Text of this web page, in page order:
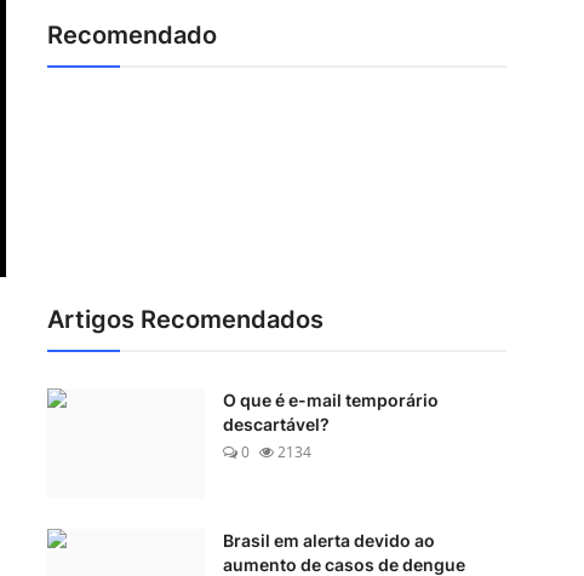
Recomendado
Artigos Recomendados
O que é e-mail temporário
descartável?
0
2134
Brasil em alerta devido ao
aumento de casos de dengue